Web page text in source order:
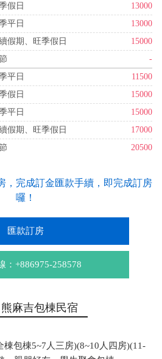
假日
13000
平日
13000
假期、旺季假日
15000
-
平日
11500
假日
15000
平日
15000
假期、旺季假日
17000
20500
，完成訂金匯款手續，即完成訂房
囉！
匯款訂房
：+886975-258578
麻吉包棟民宿
包棟5~7人三房)(8~10人四房)(11-